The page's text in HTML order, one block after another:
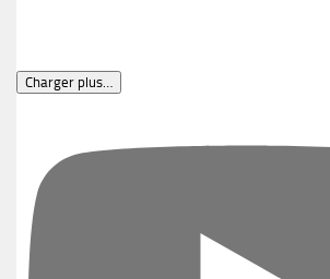
Charger plus…